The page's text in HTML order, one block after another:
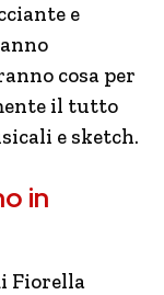
e
cosa per
il tutto
e sketch.
in
Fiorella